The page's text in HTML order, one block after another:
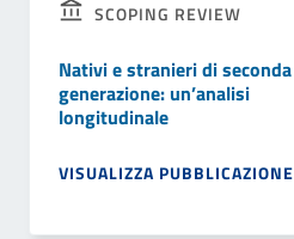
SCOPING REVIEW
Nativi e stranieri di seconda
generazione: un’analisi
longitudinale
VISUALIZZA PUBBLICAZIONE